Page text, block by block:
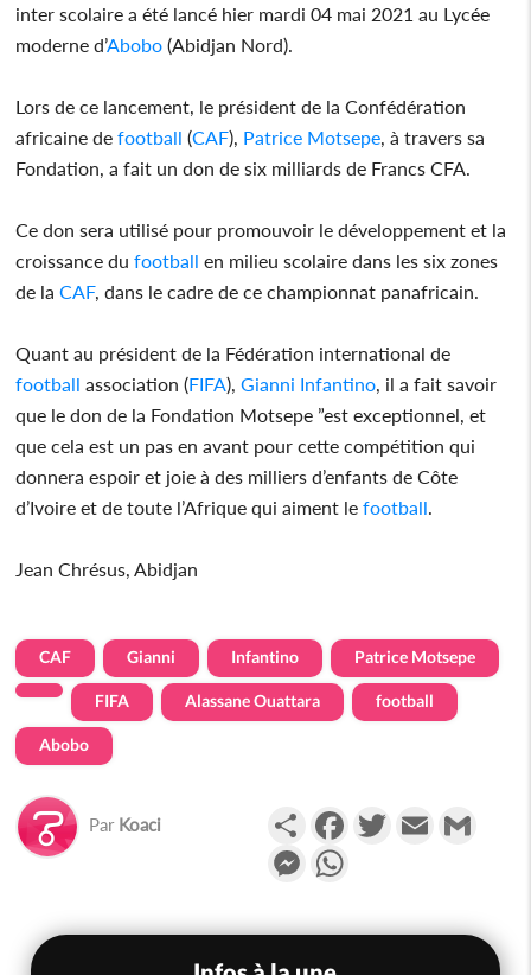
inter scolaire a été lancé hier mardi 04 mai 2021 au Lycée
moderne d’Abobo (Abidjan Nord).
Lors de ce lancement, le président de la Confédération
africaine defootball (CAF), Patrice Motsepe , à travers sa
Fondation, a fait un don de six milliards de Francs CFA.
Ce don sera utilisé pour promouvoir le développement et la
croissance dufootball en milieu scolaire dans les six zones
de laCAF, dans le cadre de ce championnat panafricain.
Quant au président de la Fédération international de
football association (FIFA),Gianni Infantino , il a fait savoir
que le don de la Fondation Motsepe ”est exceptionnel, et
que cela est un pas en avant pour cette compétition qui
donnera espoir et joie à des milliers d’enfants de Côte
d’Ivoire et de toute l’Afrique qui aiment lefootball
Jean Chrésus, Abidjan
CAF Gianni Infantino Patrice Motsepe
FIFA Alassane Ouattara football
Abobo
Par Koaci PartagerFacebookTwitterEmail
Messenger